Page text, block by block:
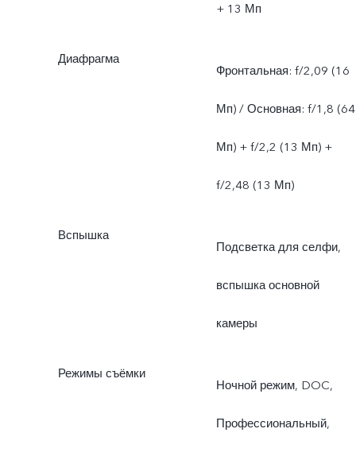
+ 13 Мп
Диафрагма
Фронтальная: f/2,09 (16
Мп) / Основная: f/1,8 (64
Мп) + f/2,2 (13 Мп) +
f/2,48 (13 Мп)
Вспышка
Подсветка для селфи,
вспышка основной
камеры
Режимы съёмки
Ночной режим, DOC,
Профессиональный,